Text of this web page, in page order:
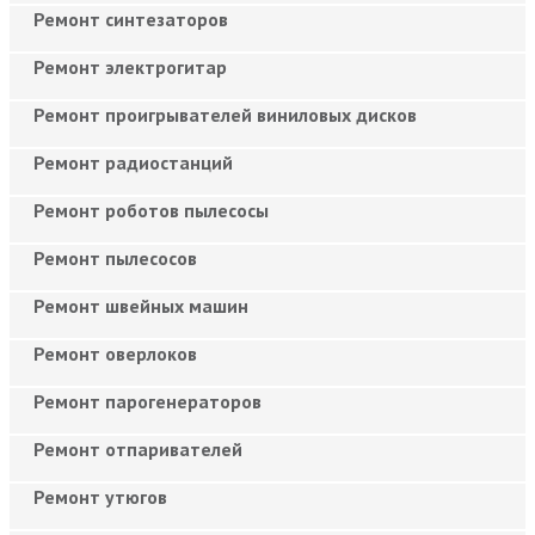
Ремонт синтезаторов
Ремонт электрогитар
Ремонт проигрывателей виниловых дисков
Ремонт радиостанций
Ремонт роботов пылесосы
Ремонт пылесосов
Ремонт швейных машин
Ремонт оверлоков
Ремонт парогенераторов
Ремонт отпаривателей
Ремонт утюгов